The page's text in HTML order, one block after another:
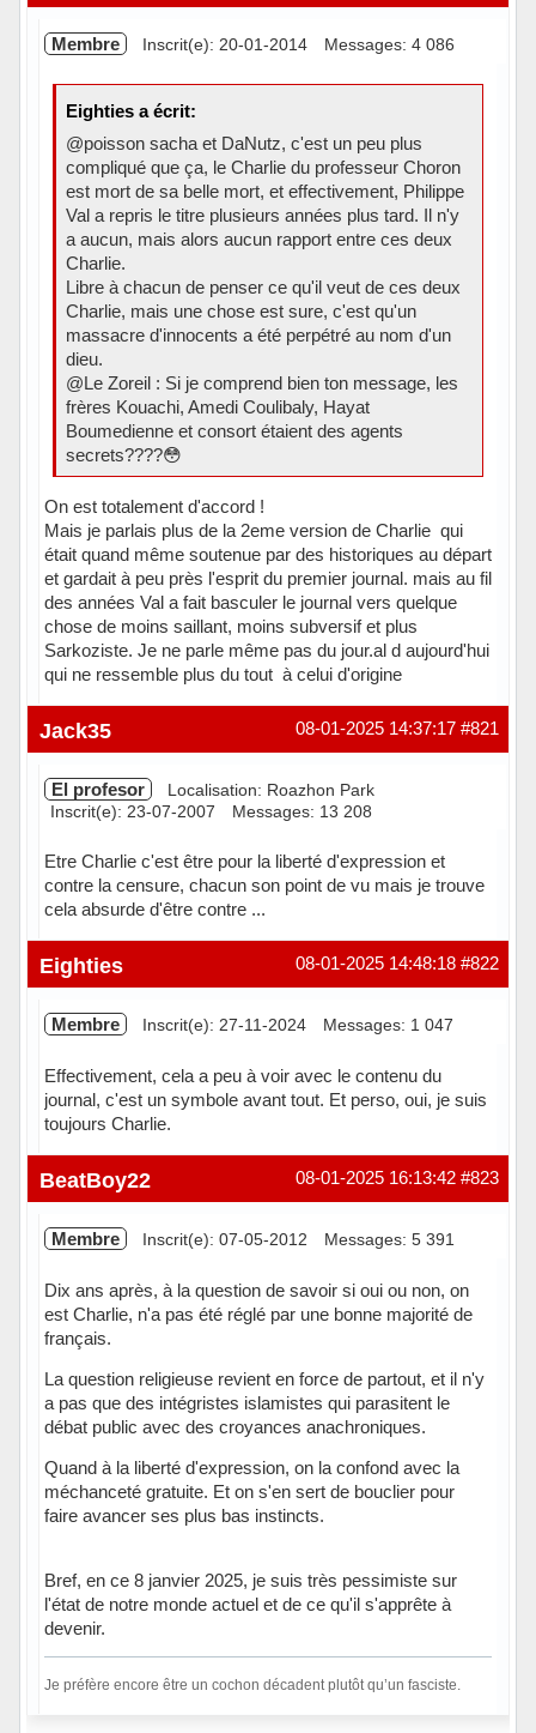
Membre Inscrit(e): 20-01-2014 Messages: 4 086
Eighties a écrit:
@poisson sacha et DaNutz, c'est un peu plus
compliqué que ça, le Charlie du professeur Choron
est mort de sa belle mort, et effectivement, Philippe
Val a repris le titre plusieurs années plus tard. Il n'y
a aucun, mais alors aucun rapport entre ces deux
Charlie.
Libre à chacun de penser ce qu'il veut de ces deux
Charlie, mais une chose est sure, c'est qu'un
massacre d'innocents a été perpétré au nom d'un
dieu.
@Le Zoreil : Si je comprend bien ton message, les
frères Kouachi, Amedi Coulibaly, Hayat
Boumedienne et consort étaient des agents
secrets????😳
On est totalement d'accord !
Mais je parlais plus de la 2eme version de Charlie qui
était quand même soutenue par des historiques au départ
et gardait à peu près l'esprit du premier journal. mais au fil
des années Val a fait basculer le journal vers quelque
chose de moins saillant, moins subversif et plus
Sarkoziste. Je ne parle même pas du jour.al d aujourd'hui
qui ne ressemble plus du tout à celui d'origine
Hors ligne #821
08-01-2025 14:37:17
Jack35
El profesor
Localisation: Roazhon Park
Inscrit(e): 23-07-2007
Messages: 13 208
Etre Charlie c'est être pour la liberté d'expression et
contre la censure, chacun son point de vu mais je trouve
cela absurde d'être contre ...
Hors ligne #822
08-01-2025 14:48:18
Eighties
Membre Inscrit(e): 27-11-2024 Messages: 1 047
Effectivement, cela a peu à voir avec le contenu du
journal, c'est un symbole avant tout. Et perso, oui, je suis
toujours Charlie.
Hors ligne #823
08-01-2025 16:13:42
BeatBoy22
Membre Inscrit(e): 07-05-2012 Messages: 5 391
Dix ans après, à la question de savoir si oui ou non, on
est Charlie, n'a pas été réglé par une bonne majorité de
français.
La question religieuse revient en force de partout, et il n'y
a pas que des intégristes islamistes qui parasitent le
débat public avec des croyances anachroniques.
Quand à la liberté d'expression, on la confond avec la
méchanceté gratuite. Et on s'en sert de bouclier pour
faire avancer ses plus bas instincts.
Bref, en ce 8 janvier 2025, je suis très pessimiste sur
l'état de notre monde actuel et de ce qu'il s'apprête à
devenir.
Je préfère encore être un cochon décadent plutôt qu’un fasciste.